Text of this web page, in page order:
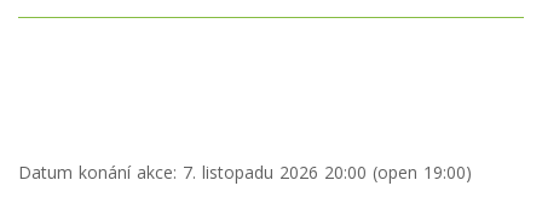
Datum konání akce: 7. listopadu 2026 20:00 (open 19:00)